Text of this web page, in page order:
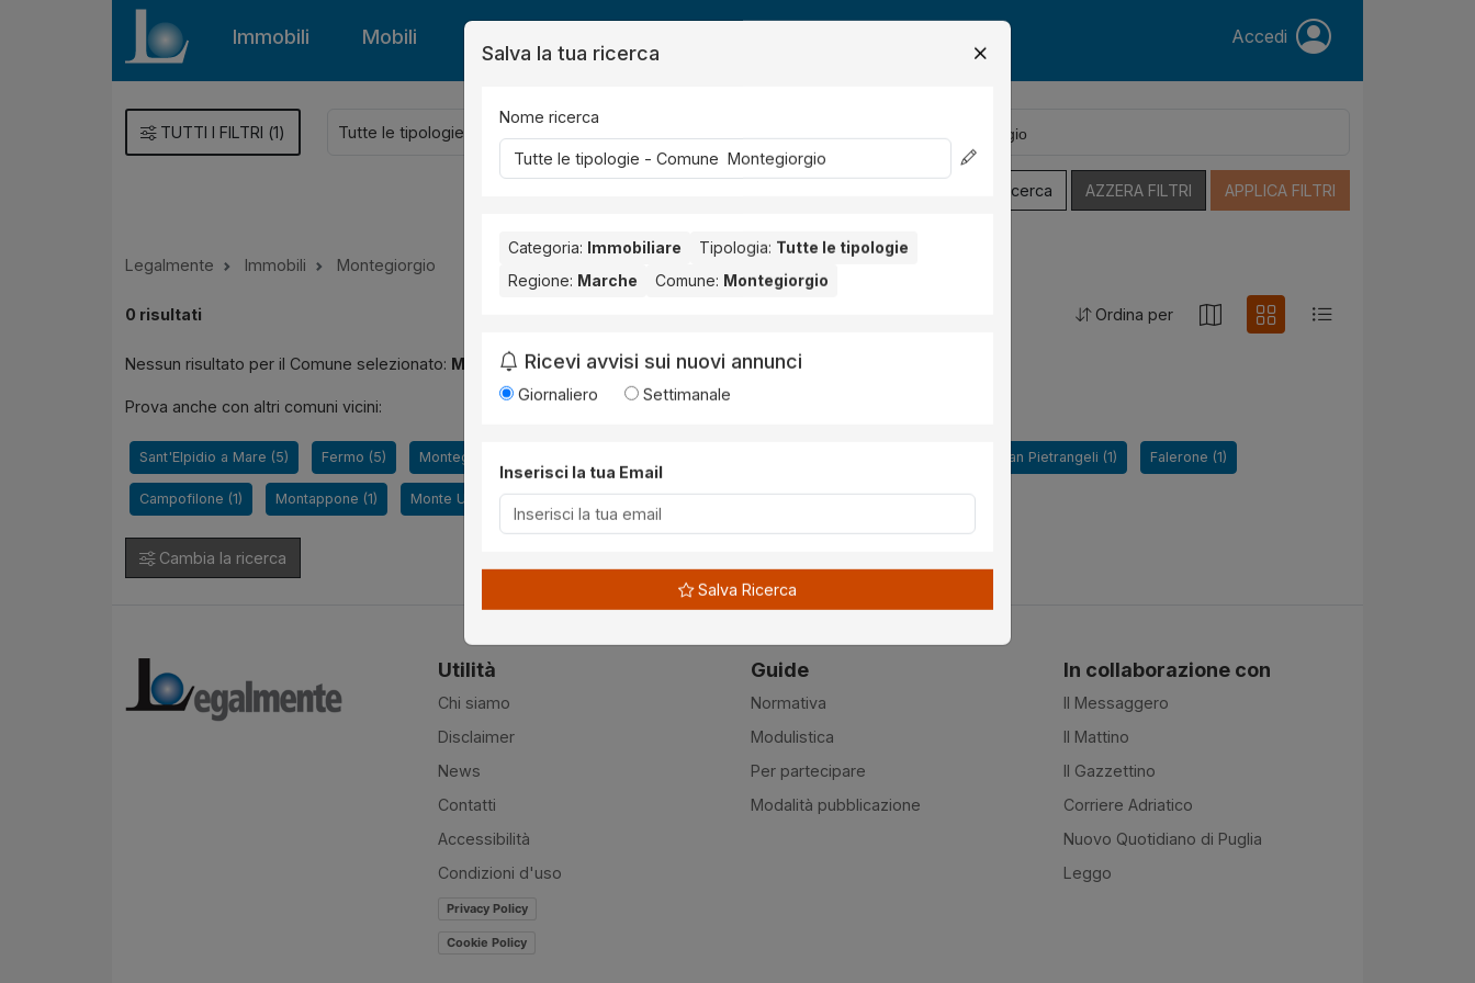
Immobili Mobili Accedi
TUTTI I FILTRI (1)
Salva Ricerca AZZERA FILTRI APPLICA FILTRI
Legalmente Immobili Montegiorgio
0 risultati Ordina per
Nessun risultato per il Comune selezionato: Montegiorgio.
Prova anche con altri comuni vicini:
Sant'Elpidio a Mare (5) Fermo (5) Montegranaro (3) Monte San Pietrangeli (1) Falerone (1)
Campofilone (1) Montappone (1) Monte Urano (1) Monte Vidon Corrado (1) Porto San Giorgio (1)
Cambia la ricerca
Utilità
Chi siamo
Disclaimer
News
Contatti
Accessibilità
Condizioni d'uso
Privacy Policy
Cookie Policy
Guide
Normativa
Modulistica
Per partecipare
Modalità pubblicazione
In collaborazione con
Il Messaggero
Il Mattino
Il Gazzettino
Corriere Adriatico
Nuovo Quotidiano di Puglia
Leggo
Salva la tua ricerca
Nome ricerca
Categoria: Immobiliare Tipologia: Tutte le tipologie
Regione: Marche Comune: Montegiorgio
Ricevi avvisi sui nuovi annunci
Giornaliero Settimanale
Inserisci la tua Email
Salva Ricerca